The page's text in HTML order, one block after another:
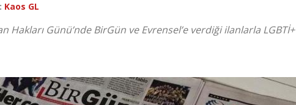
Kaos GL
Hakları Günü’nde BirGün ve Evrensel’e verdiği ilanlarla